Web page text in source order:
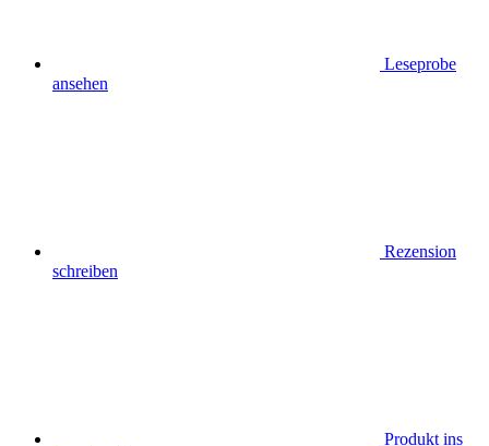
Leseprobe
ansehen
Rezension
schreiben
Produkt ins